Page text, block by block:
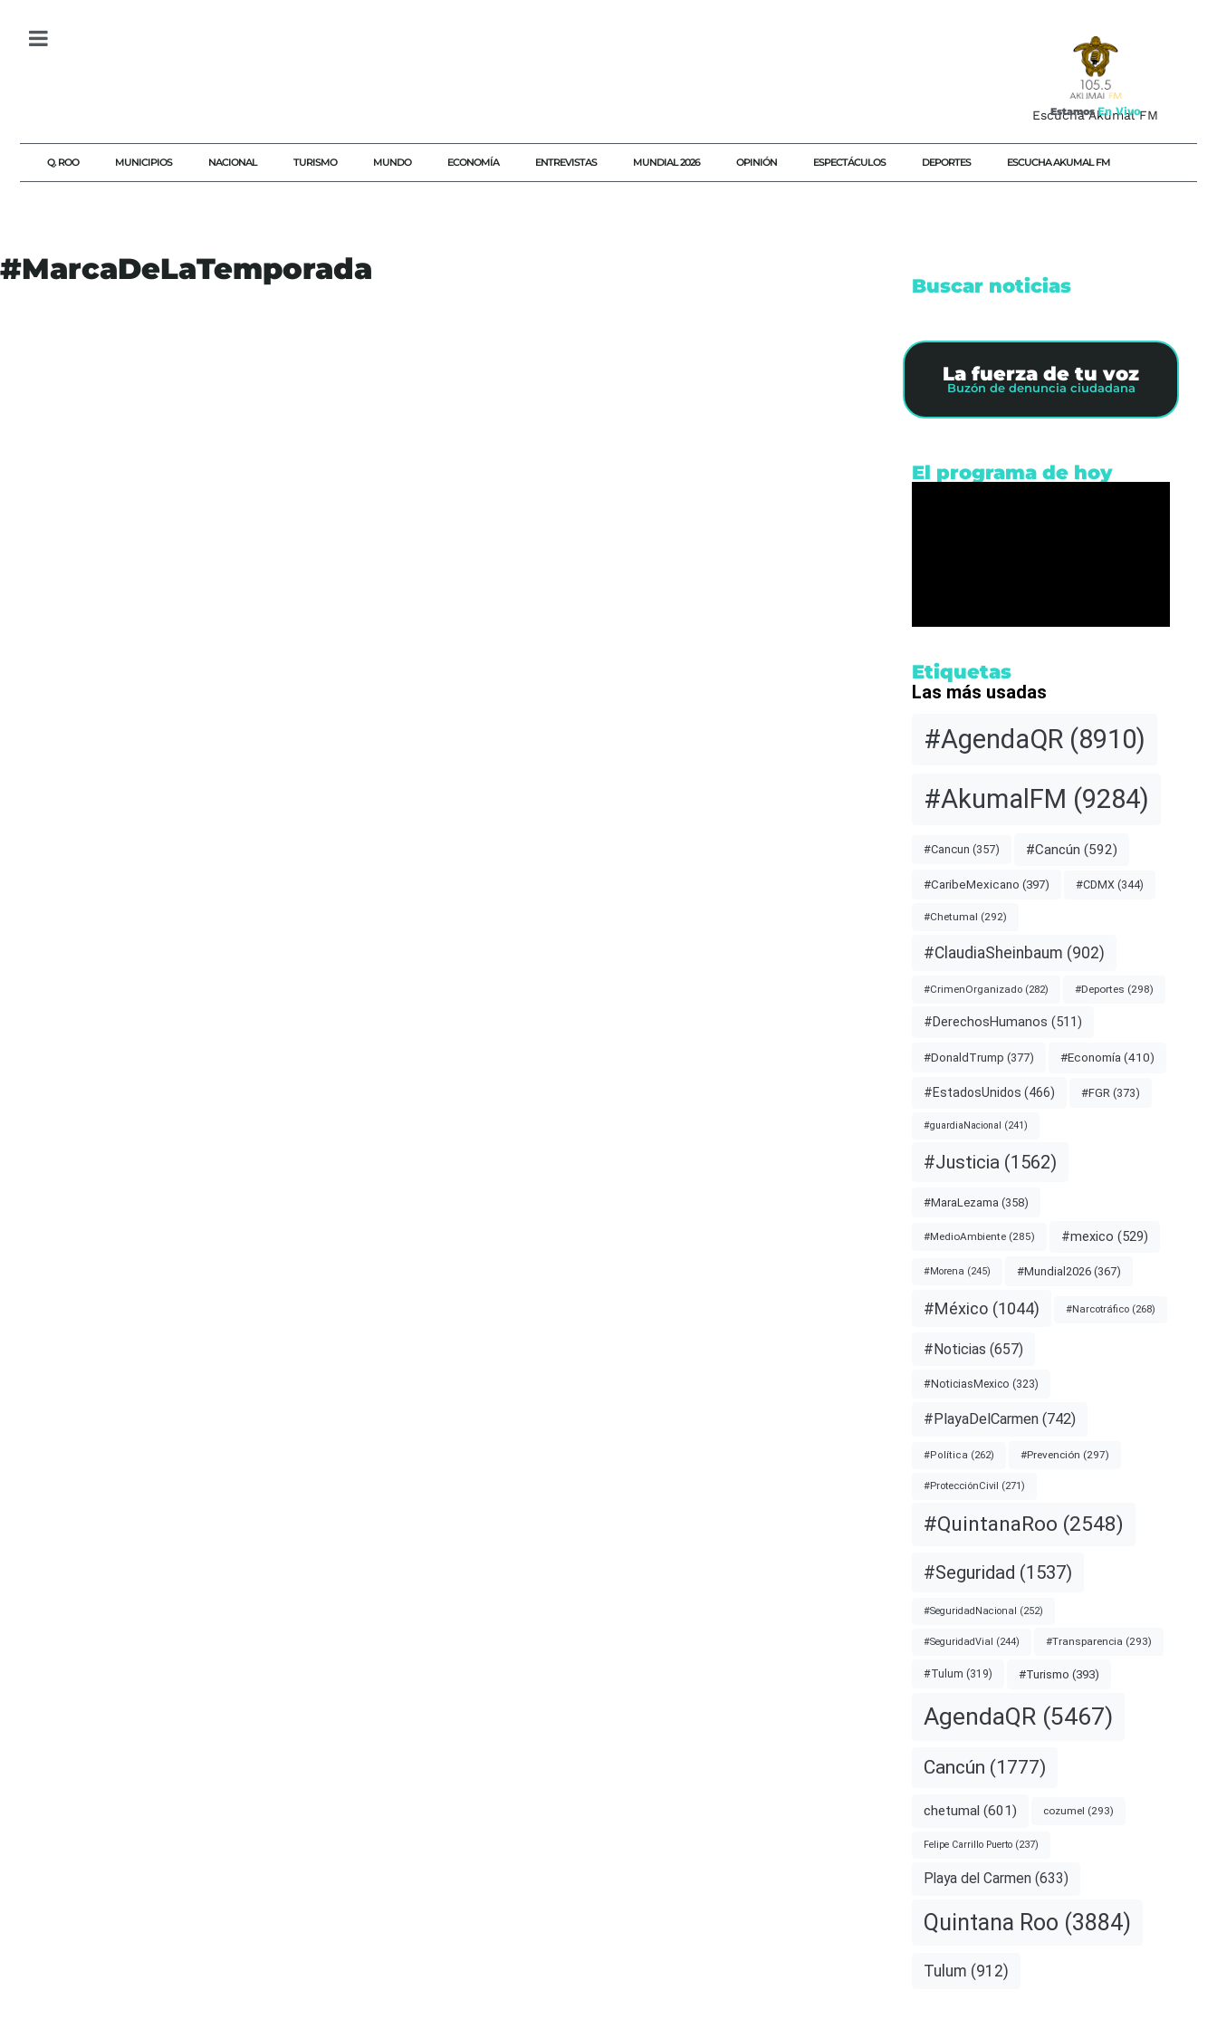
Escucha Akumal FM
Estamos En Vivo
Q. ROO MUNICIPIOS NACIONAL TURISMO MUNDO ECONOMÍA ENTREVISTAS MUNDIAL 2026 OPINIÓN ESPECTÁCULOS DEPORTES ESCUCHA AKUMAL FM
#MarcaDeLaTemporada Buscar noticias
La fuerza de tu voz
Buzón de denuncia ciudadana
El programa de hoy
Etiquetas
Las más usadas
#AgendaQR(8910)
#AkumalFM (9284)
#Cancun (357) #Cancún (592)
#CaribeMexicano (397) #CDMX(344)
#Chetumal (292)
#ClaudiaSheinbaum (902)
#CrimenOrganizado(282) #Deportes (298)
#DerechosHumanos (511)
#DonaldTrump (377) #Economía (410)
#EstadosUnidos (466) #FGR (373)
#guardiaNacional (241)
#Justicia (1562)
#MaraLezama (358)
#MedioAmbiente(285) #mexico (529)
#Morena (245) #Mundial2026(367)
#México(1044) #Narcotráfico(268)
#Noticias (657)
#NoticiasMexico (323)
#PlayaDelCarmen(742)
#Política (262) #Prevención (297)
#ProtecciónCivil (271)
#QuintanaRoo (2548)
#Seguridad (1537)
#SeguridadNacional (252)
#SeguridadVial (244) #Transparencia (293)
#Tulum (319) #Turismo (393)
AgendaQR(5467)
Cancún (1777)
chetumal (601) cozumel (293)
Felipe Carrillo Puerto(237)
Playa del Carmen (633)
Quintana Roo (3884)
Tulum (912)